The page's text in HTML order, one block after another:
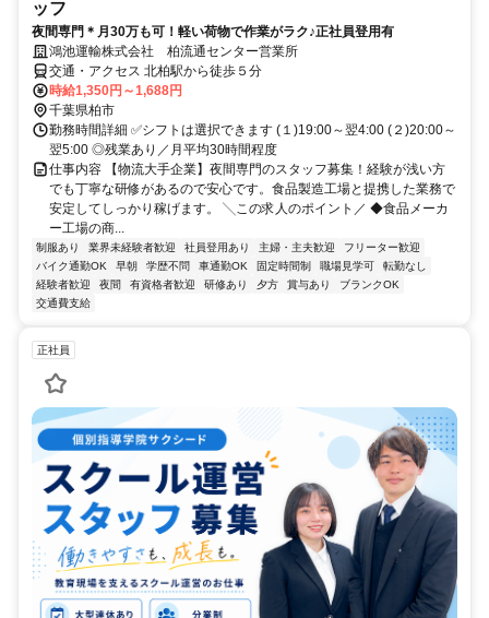
ッフ
夜間専門＊月30万も可！軽い荷物で作業がラク♪正社員登用有
鴻池運輸株式会社 柏流通センター営業所
交通・アクセス 北柏駅から徒歩５分
時給1,350円～1,688円
千葉県柏市
勤務時間詳細 ✅シフトは選択できます (１)19:00～翌4:00 (２)20:00～
翌5:00 ◎残業あり／月平均30時間程度
仕事内容 【物流大手企業】夜間専門のスタッフ募集！経験が浅い方
でも丁寧な研修があるので安心です。食品製造工場と提携した業務で
安定してしっかり稼げます。 ╲この求人のポイント／ ◆食品メーカ
ー工場の商...
制服あり 業界未経験者歓迎 社員登用あり 主婦・主夫歓迎
フリーター歓迎
バイク通勤OK
早朝 学歴不問 車通勤OK 固定時間制 職場見学可
転勤なし
経験者歓迎
夜間 有資格者歓迎 研修あり 夕方 賞与あり
ブランクOK
交通費支給
正社員